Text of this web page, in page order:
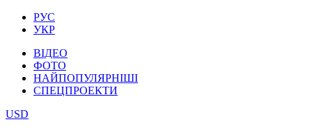
РУС
УКР
ВІДЕО
ФОТО
НАЙПОПУЛЯРНІШІ
СПЕЦПРОЕКТИ
USD